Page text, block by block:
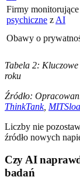
Firmy monitorujące
psychiczne z AI
Obawy o
Tabela 2: Kluczowe
roku
Źródło:
ThinkTank,
Liczby nie
źródło nowych
Czy AI
badań